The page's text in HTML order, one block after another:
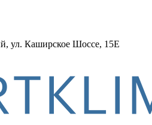
ул. Каширское Шоссе, 15Е